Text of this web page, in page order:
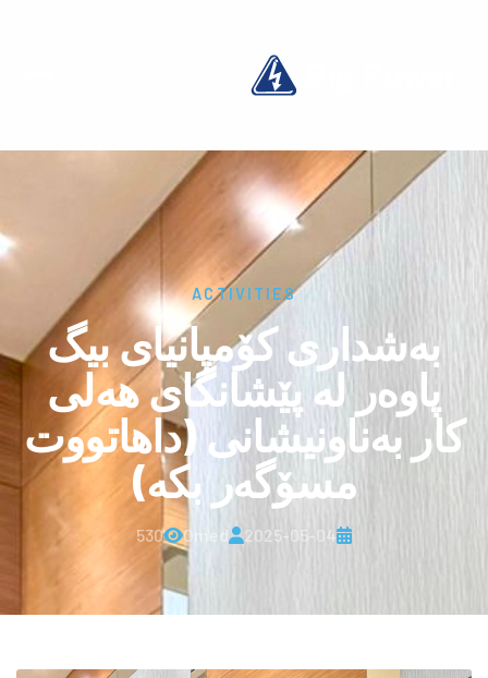
ACTIVITIES
بەشدارى كۆمپانیای بیگ
پاوەر لە پێشانگای هەلی
کار بەناونیشانی (داهاتووت
مسۆگەر بکە)
2025-05-04
Omed
530